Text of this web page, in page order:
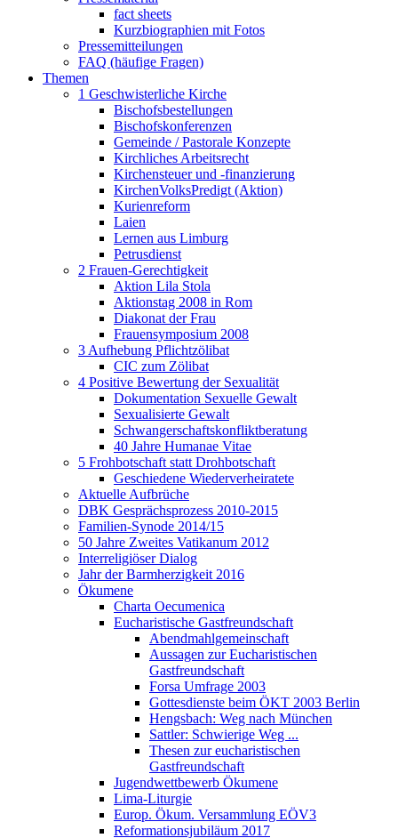
fact sheets
Kurzbiographien mit Fotos
Pressemitteilungen
FAQ (häufige Fragen)
Themen
1 Geschwisterliche Kirche
Bischofsbestellungen
Bischofskonferenzen
Gemeinde / Pastorale Konzepte
Kirchliches Arbeitsrecht
Kirchensteuer und -finanzierung
KirchenVolksPredigt (Aktion)
Kurienreform
Laien
Lernen aus Limburg
Petrusdienst
2 Frauen-Gerechtigkeit
Aktion Lila Stola
Aktionstag 2008 in Rom
Diakonat der Frau
Frauensymposium 2008
3 Aufhebung Pflichtzölibat
CIC zum Zölibat
4 Positive Bewertung der Sexualität
Dokumentation Sexuelle Gewalt
Sexualisierte Gewalt
Schwangerschaftskonfliktberatung
40 Jahre Humanae Vitae
5 Frohbotschaft statt Drohbotschaft
Geschiedene Wiederverheiratete
Aktuelle Aufbrüche
DBK Gesprächsprozess 2010-2015
Familien-Synode 2014/15
50 Jahre Zweites Vatikanum 2012
Interreligiöser Dialog
Jahr der Barmherzigkeit 2016
Ökumene
Charta Oecumenica
Eucharistische Gastfreundschaft
Abendmahlgemeinschaft
Aussagen zur Eucharistischen
Gastfreundschaft
Forsa Umfrage 2003
Gottesdienste beim ÖKT 2003 Berlin
Hengsbach: Weg nach München
Sattler: Schwierige Weg ...
Thesen zur eucharistischen
Gastfreundschaft
Jugendwettbewerb Ökumene
Lima-Liturgie
Europ. Ökum. Versammlung EÖV3
Reformationsjubiläum 2017